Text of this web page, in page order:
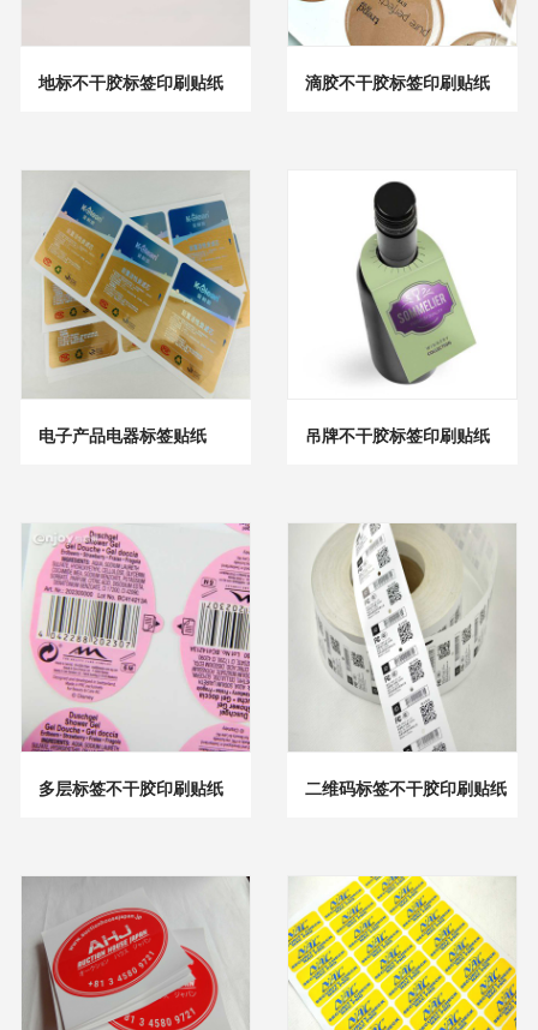
地标不干胶标签印刷贴纸 滴胶不干胶标签印刷贴纸
电子产品电器标签贴纸 吊牌不干胶标签印刷贴纸
多层标签不干胶印刷贴纸 二维码标签不干胶印刷贴纸